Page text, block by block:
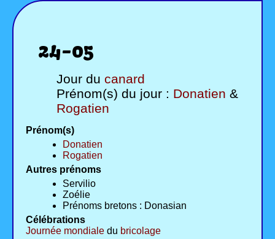
24-05
Jour du canard
Prénom(s) du jour : Donatien &
Rogatien
Prénom(s)
Donatien
Rogatien
Autres prénoms
Servilio
Zoélie
Prénoms bretons : Donasian
Célébrations
Journée mondiale du bricolage